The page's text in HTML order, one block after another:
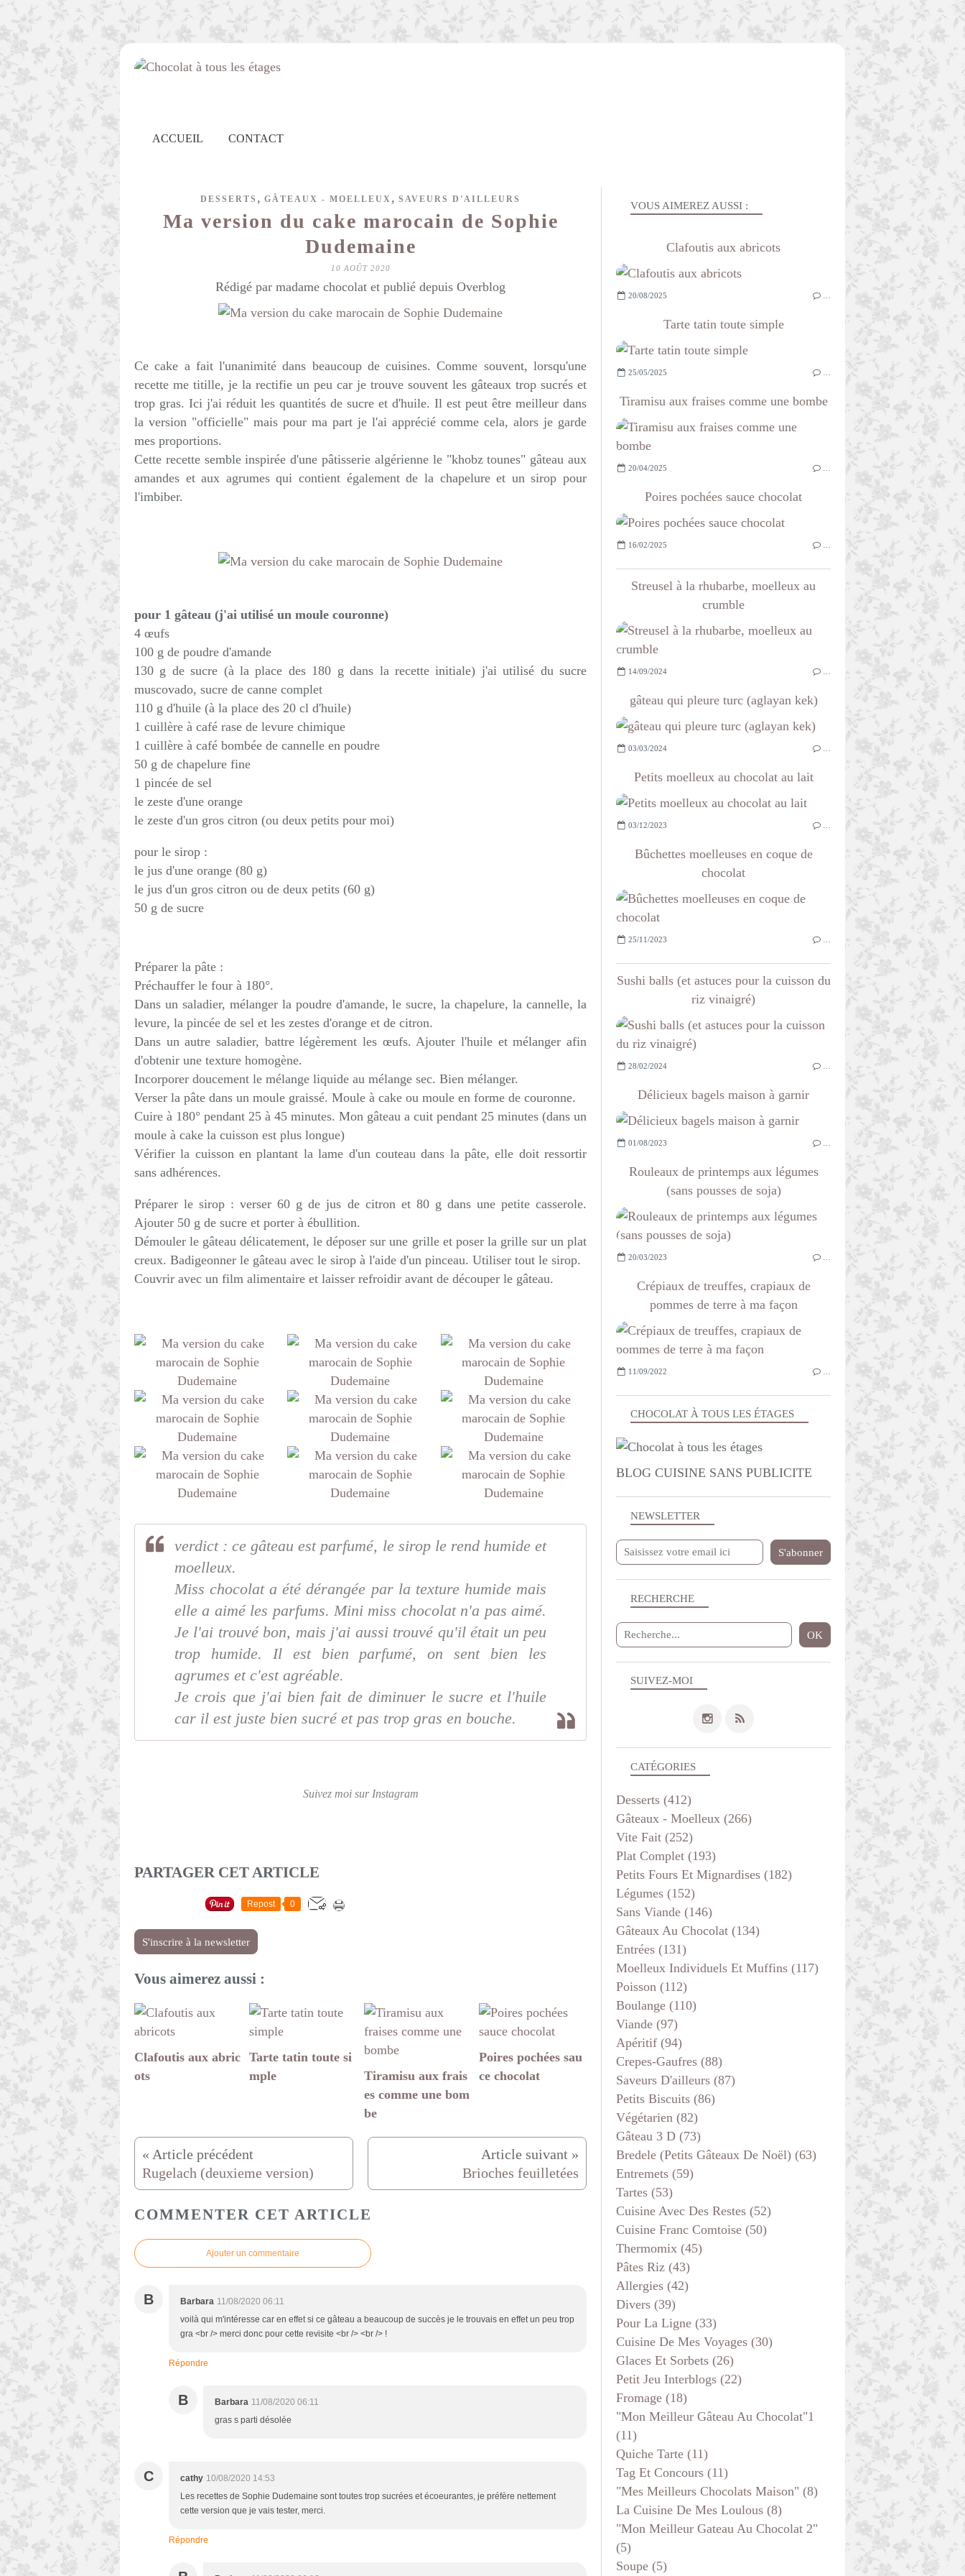
ACCUEIL CONTACT
DESSERTS , GÂTEAUX - MOELLEUX , SAVEURS D'AILLEURS
Ma version du cake marocain de Sophie
Dudemaine
10 AOÛT 2020
Rédigé par madame chocolat et publié depuis Overblog
Ce cake a fait l'unanimité dans beaucoup de cuisines. Comme souvent, lorsqu'une
recette me titille, je la rectifie un peu car je trouve souvent les gâteaux trop sucrés et
trop gras. Ici j'ai réduit les quantités de sucre et d'huile. Il est peut être meilleur dans
la version "officielle" mais pour ma part je l'ai apprécié comme cela, alors je garde
mes proportions.
Cette recette semble inspirée d'une pâtisserie algérienne le "khobz tounes" gâteau aux
amandes et aux agrumes qui contient également de la chapelure et un sirop pour
l'imbiber.
pour 1 gâteau (j'ai utilisé un moule couronne)
4 œufs
100 g de poudre d'amande
130 g de sucre (à la place des 180 g dans la recette initiale) j'ai utilisé du sucre
muscovado, sucre de canne complet
110 g d'huile (à la place des 20 cl d'huile)
1 cuillère à café rase de levure chimique
1 cuillère à café bombée de cannelle en poudre
50 g de chapelure fine
1 pincée de sel
le zeste d'une orange
le zeste d'un gros citron (ou deux petits pour moi)
pour le sirop :
le jus d'une orange (80 g)
le jus d'un gros citron ou de deux petits (60 g)
50 g de sucre
Préparer la pâte :
Préchauffer le four à 180°.
Dans un saladier, mélanger la poudre d'amande, le sucre, la chapelure, la cannelle, la
levure, la pincée de sel et les zestes d'orange et de citron.
Dans un autre saladier, battre légèrement les œufs. Ajouter l'huile et mélanger afin
d'obtenir une texture homogène.
Incorporer doucement le mélange liquide au mélange sec. Bien mélanger.
Verser la pâte dans un moule graissé. Moule à cake ou moule en forme de couronne.
Cuire à 180° pendant 25 à 45 minutes. Mon gâteau a cuit pendant 25 minutes (dans un
moule à cake la cuisson est plus longue)
Vérifier la cuisson en plantant la lame d'un couteau dans la pâte, elle doit ressortir
sans adhérences.
Préparer le sirop : verser 60 g de jus de citron et 80 g dans une petite casserole.
Ajouter 50 g de sucre et porter à ébullition.
Démouler le gâteau délicatement, le déposer sur une grille et poser la grille sur un plat
creux. Badigeonner le gâteau avec le sirop à l'aide d'un pinceau. Utiliser tout le sirop.
Couvrir avec un film alimentaire et laisser refroidir avant de découper le gâteau.
verdict : ce gâteau est parfumé, le sirop le rend humide et
moelleux.
Miss chocolat a été dérangée par la texture humide mais
elle a aimé les parfums. Mini miss chocolat n'a pas aimé.
Je l'ai trouvé bon, mais j'ai aussi trouvé qu'il était un peu
trop humide. Il est bien parfumé, on sent bien les
agrumes et c'est agréable.
Je crois que j'ai bien fait de diminuer le sucre et l'huile
car il est juste bien sucré et pas trop gras en bouche.
Suivez moi sur Instagram
PARTAGER CET ARTICLE
Repost 0
S'inscrire à la newsletter
Vous aimerez aussi :
Clafoutis aux abric
ots
Tarte tatin toute si
mple
Tiramisu aux frais
es comme une bom
be
Poires pochées sau
ce chocolat
Rugelach (deuxieme version) Brioches feuilletées
COMMENTER CET ARTICLE
Ajouter un commentaire
B Barbara 11/08/2020 06:11
voilà qui m'intéresse car en effet si ce gâteau a beaucoup de succès je le trouvais en effet un peu trop
gra <br /> merci donc pour cette revisite <br /> <br /> !
Répondre
B Barbara 11/08/2020 06:11
gras s parti désolée
C cathy 10/08/2020 14:53
Les recettes de Sophie Dudemaine sont toutes trop sucrées et écoeurantes, je préfère nettement
cette version que je vais tester, merci.
Répondre
NEWSLETTER
SUIVEZ-MOI
RECHERCHE
CHOCOLAT À TOUS LES ÉTAGES
BLOG CUISINE SANS PUBLICITE
VOUS AIMEREZ AUSSI :
Clafoutis aux abricots
20/08/2025
Tarte tatin toute simple
25/05/2025
Tiramisu aux fraises comme une bombe
20/04/2025
Poires pochées sauce chocolat
16/02/2025
Streusel à la rhubarbe, moelleux au
crumble
14/09/2024
gâteau qui pleure turc (aglayan kek)
03/03/2024
Petits moelleux au chocolat au lait
03/12/2023
Bûchettes moelleuses en coque de
chocolat
25/11/2023
Sushi balls (et astuces pour la cuisson du
riz vinaigré)
28/02/2024
Délicieux bagels maison à garnir
01/08/2023
Rouleaux de printemps aux légumes
(sans pousses de soja)
20/03/2023
Crépiaux de treuffes, crapiaux de
pommes de terre à ma façon
11/09/2022
CATÉGORIES
Desserts (412)
Gâteaux - Moelleux (266)
Vite Fait (252)
Plat Complet (193)
Petits Fours Et Mignardises (182)
Légumes (152)
Sans Viande (146)
Gâteaux Au Chocolat (134)
Entrées (131)
Moelleux Individuels Et Muffins (117)
Poisson (112)
Boulange (110)
Viande (97)
Apéritif (94)
Crepes-Gaufres (88)
Saveurs D'ailleurs (87)
Petits Biscuits (86)
Végétarien (82)
Gâteau 3 D (73)
Bredele (petits Gâteaux De Noël) (63)
Entremets (59)
Tartes (53)
Cuisine Avec Des Restes (52)
Cuisine Franc Comtoise (50)
Thermomix (45)
Pâtes Riz (43)
Allergies (42)
Divers (39)
Pour La Ligne (33)
Cuisine De Mes Voyages (30)
Glaces Et Sorbets (26)
Petit Jeu Interblogs (22)
Fromage (18)
"mon Meilleur Gâteau Au Chocolat"1
(11)
Quiche Tarte (11)
Tag Et Concours (11)
"mes Meilleurs Chocolats Maison" (8)
La Cuisine De Mes Loulous (8)
"mon Meilleur Gateau Au Chocolat 2"
(5)
Soupe (5)